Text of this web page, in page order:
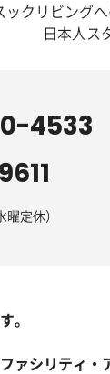
ックリビング
日本人ス
4533
定休）
。
ァシリティ